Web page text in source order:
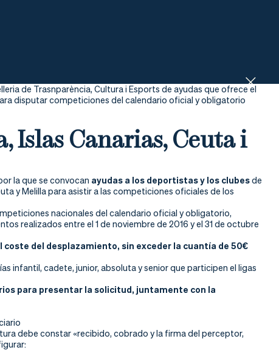
de Trasnparència, Cultura i Esports de ayudas que ofrece el
disputar competiciones del calendario oficial y obligatorio
Islas Canarias, Ceuta i
la que se convocan ayudas a los deportistas y los clubesde
y Melilla para asistir a las competiciones oficiales de los
nacionales del calendario oficial y obligatorio,
realizados entre el 1 de noviembre de 2016 y el 31 de octubre
coste del desplazamiento, sin exceder la cuantía de 50€
infantil, cadete, junior, absoluta y senior que participen el ligas
para presentar la solicitud, juntamente con la
debe constar «recibido, cobrado y la firma del perceptor,